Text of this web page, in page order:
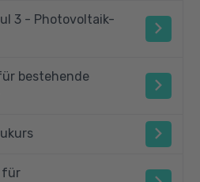
3 - Photovoltaik-
bestehende
für